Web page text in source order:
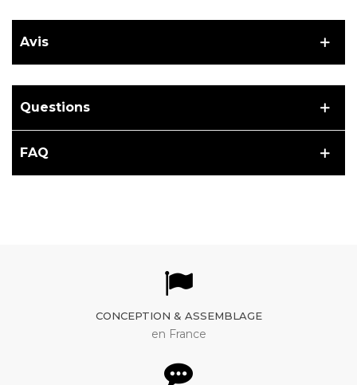
Avis
Questions
FAQ
CONCEPTION & ASSEMBLAGE
en France